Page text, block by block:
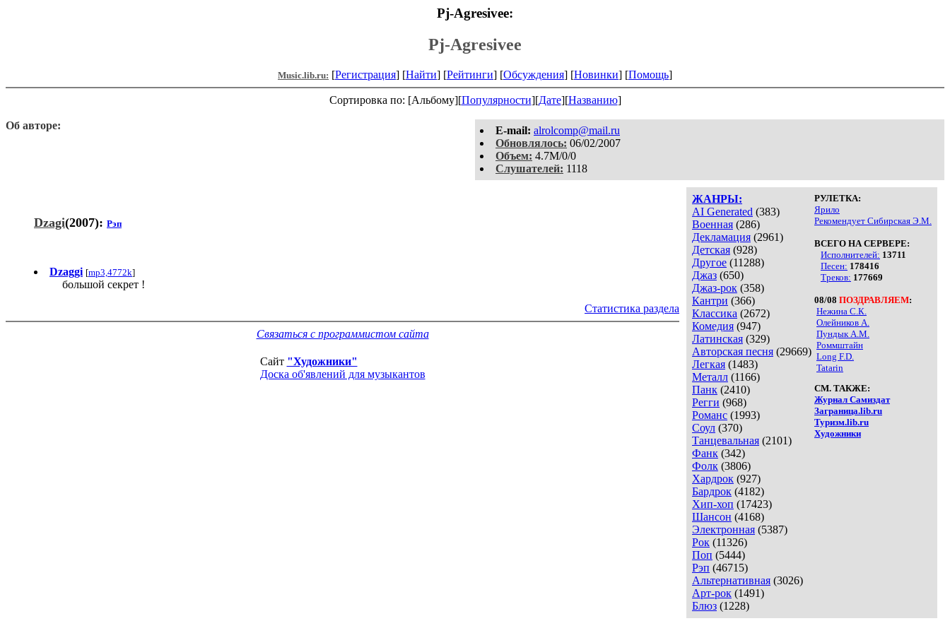
Pj-Agresivee:
Pj-Agresivee
Music.lib.ru: [Регистрация] [Найти] [Рейтинги] [Обсуждения] [Новинки] [Помощь]
Сортировка по: [Альбому][Популярности][Дате][Названию]
E-mail: alrolcomp@mail.ru
Обновлялось: 06/02/2007
Объем: 4.7M/0/0
Слушателей: 1118
Об авторе:
ЖАНРЫ:
AI Generated (383)
Военная (286)
Декламация (2961)
Детская (928)
Другое (11288)
Джаз (650)
Джаз-рок (358)
Кантри (366)
Классика (2672)
Комедия (947)
Латинская (329)
Авторская песня (29669)
Легкая (1483)
Металл (1166)
Панк (2410)
Регги (968)
Романс (1993)
Соул (370)
Танцевальная (2101)
Фанк (342)
Фолк (3806)
Хардрок (927)
Бардрок (4182)
Хип-хоп (17423)
Шансон (4168)
Электронная (5387)
Рок (11326)
Поп (5444)
Рэп (46715)
Альтернативная (3026)
Арт-рок (1491)
Блюз (1228)
РУЛЕТКА:
Ярило
Рекомендует Сибирская Э.М.
ВСЕГО НА СЕРВЕРЕ:
Исполнителей: 13711
Песен: 178416
Треков: 177669
08/08 ПОЗДРАВЛЯЕМ:
Нежина С.К.
Олейников А.
Пундык А.М.
Роммштайн
Long F.D.
Tatarin
СМ. ТАКЖЕ:
Журнал Самиздат
Заграница.lib.ru
Туризм.lib.ru
Художники
Dzagi(2007): Рэп
Dzaggi [mp3,4772k]
большой секрет !
Статистика раздела
Связаться с программистом сайта
Сайт "Художники"
Доска об'явлений для музыкантов